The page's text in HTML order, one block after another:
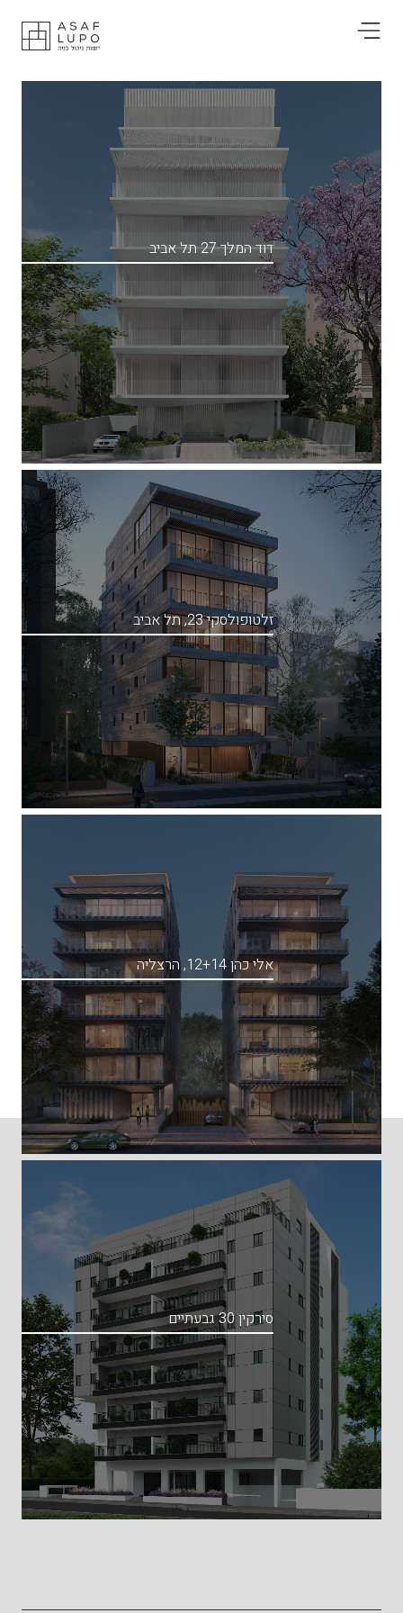
דוד המלך 27 תל אביב
זלטופולסקי 23, תל אביב
אלי כהן 12+14, הרצליה
סירקין 30 גבעתיים